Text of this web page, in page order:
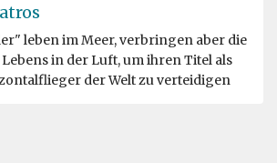
leben im Meer, verbringen aber die
in der Luft, um ihren Titel als
der Welt zu verteidigen